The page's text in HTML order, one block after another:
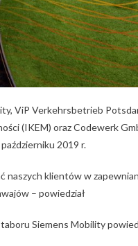
ViP Verkehrsbetrieb
(IKEM) oraz Codewerk
2019 r.
naszych klientów w
– powiedział
Siemens Mobility